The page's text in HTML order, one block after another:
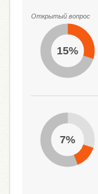
Открытый вопрос
15%
7%